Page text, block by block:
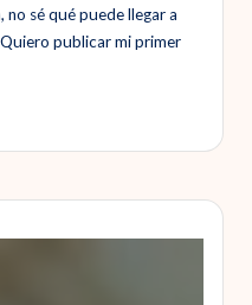
sé qué puede llegar a
publicar mi primer